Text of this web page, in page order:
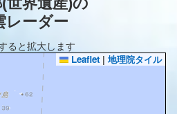
レーダー
ると拡大します
Leaflet | 地理院タイル